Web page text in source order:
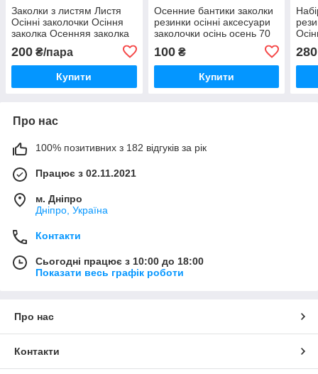
Заколки з листям Листя
Осінні заколочки Осіння
заколка Осенняя заколка
крокодил Осенние заколки
резинки Осінь
200 ₴/пара
Купити
Осенние бантики заколки
резинки осінні аксесуари
заколочки осінь осень 70
100₴
Купити
280
Про нас
100% позитивних з 182 відгуків за рік
Працює з 02.11.2021
м. Дніпро
Дніпро, Україна
Контакти
Сьогодні працює з 10:00 до 18:00
Показати весь графік роботи
Про нас
Контакти